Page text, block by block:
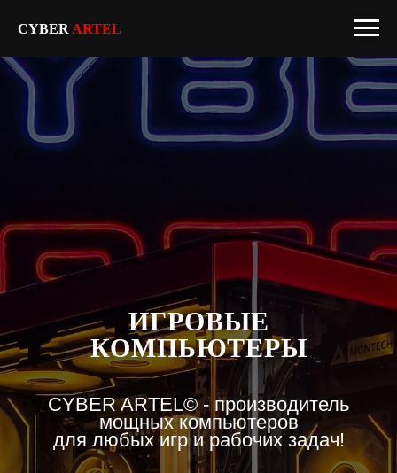
CYBER ARTEL
ИГРОВЫЕ
КОМПЬЮТЕРЫ
CYBER ARTEL© - производитель
мощных компьютеров
для любых игр и рабочих задач!